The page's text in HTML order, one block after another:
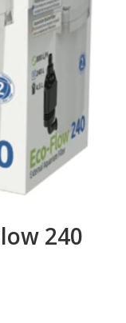
240